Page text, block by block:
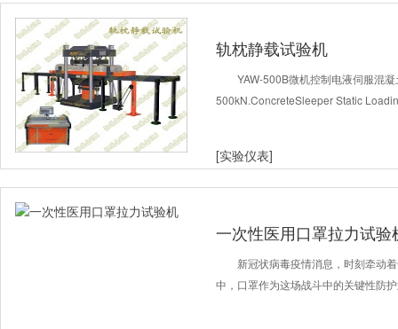
轨枕静载试验机
YAW-500B微机控制电液伺服混
500kN.ConcreteSleeper Static
[实验仪表]
一次性医用口罩拉力试验
新冠状病毒疫情消息，时刻牵动
中，口罩作为这场战斗中的关键性防